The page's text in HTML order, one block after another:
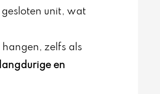
unit, wat
zelfs als
langdurige en